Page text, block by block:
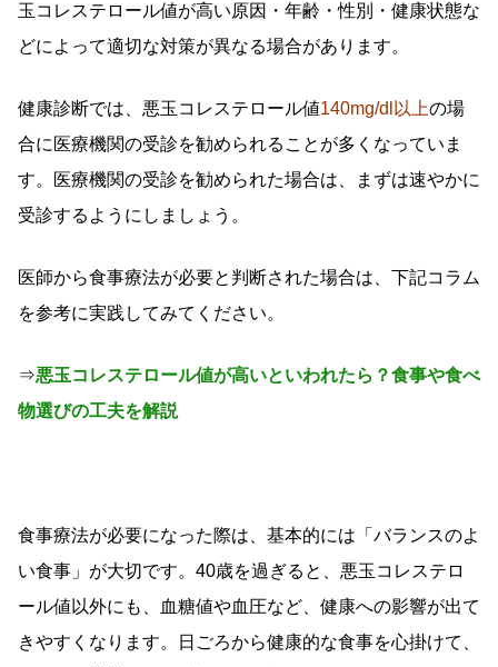
玉コレステロール値が高い原因・年齢・性別・健康状態な
どによって適切な対策が異なる場合があります。
健康診断では、悪玉コレステロール値140mg/dl以上の場
合に医療機関の受診を勧められることが多くなっていま
す。医療機関の受診を勧められた場合は、まずは速やかに
受診するようにしましょう。
医師から食事療法が必要と判断された場合は、下記コラム
を参考に実践してみてください。
⇒悪玉コレステロール値が高いといわれたら？食事や食べ
物選びの工夫を解説
食事療法が必要になった際は、基本的には「バランスのよ
い食事」が大切です。40歳を過ぎると、悪玉コレステロ
ール値以外にも、血糖値や血圧など、健康への影響が出て
きやすくなります。日ごろから健康的な食事を心掛けて、